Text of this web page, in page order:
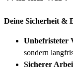
Deine Sicherheit &
Unbefristeter
sondern
Sicherer